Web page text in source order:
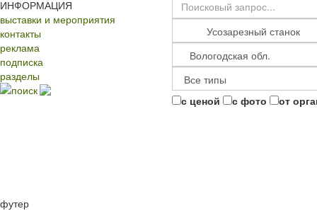
ИНФОРМАЦИЯ
выставки и мероприятия
контакты
реклама
подписка
разделы
поиск
с ценой с фото от
футер